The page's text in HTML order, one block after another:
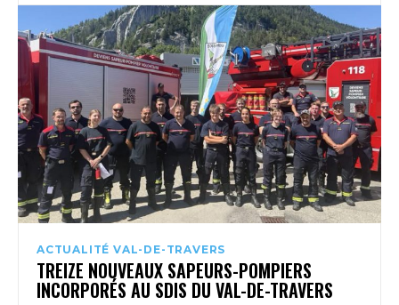
ACTUALITÉ VAL-DE-TRAVERS
TREIZE NOUVEAUX SAPEURS-POMPIERS
INCORPORÉS AU SDIS DU VAL-DE-TRAVERS